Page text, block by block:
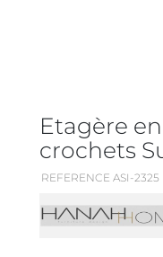
Etagère
crochets
REFERENCE ASI-2325